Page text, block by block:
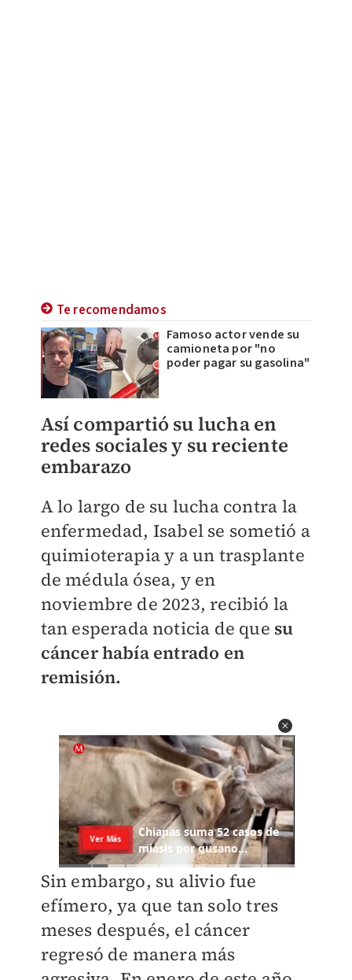
Te recomendamos
Famoso actor vende su
camioneta por "no
poder pagar su gasolina"
Así compartió su lucha en
redes sociales y su reciente
embarazo
A lo largo de su lucha contra la
enfermedad, Isabel se sometió a
quimioterapia y a un trasplante
de médula ósea, y en
noviembre de 2023, recibió la
tan esperada noticia de que su
cáncer había entrado en
remisión.
Sin embargo, su alivio fue
efímero, ya que tan solo tres
meses después, el cáncer
regresó de manera más